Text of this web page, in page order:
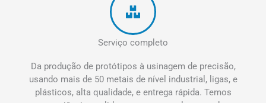
Serviço completo
Da produção de protótipos à usinagem de precisão,
usando mais de 50 metais de nível industrial, ligas, e
plásticos, alta qualidade, e entrega rápida. Temos